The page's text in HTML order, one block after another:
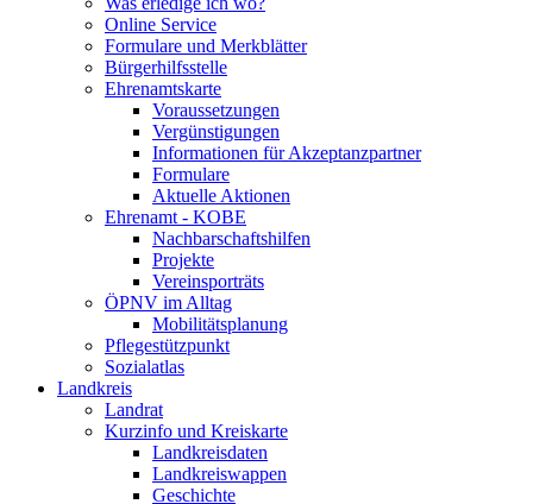
Online Service
Formulare und Merkblätter
Bürgerhilfsstelle
Ehrenamtskarte
Voraussetzungen
Vergünstigungen
Informationen für Akzeptanzpartner
Formulare
Aktuelle Aktionen
Ehrenamt - KOBE
Nachbarschaftshilfen
Projekte
Vereinsporträts
ÖPNV im Alltag
Mobilitätsplanung
Pflegestützpunkt
Sozialatlas
Landkreis
Landrat
Kurzinfo und Kreiskarte
Landkreisdaten
Landkreiswappen
Geschichte